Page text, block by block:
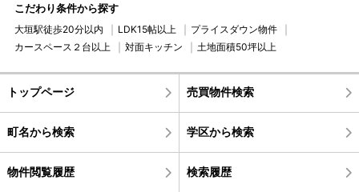
こだわり条件から探す
大垣駅徒歩20分以内 LDK15帖以上
プライスダウン物件
カースペース２台以上
対面キッチン 土地面積50坪以上
トップページ 売買物件検索
町名から検索 学区から検索
物件閲覧履歴 検索履歴